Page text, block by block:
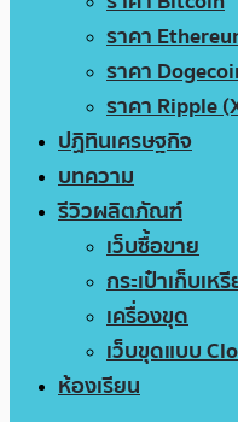
ราคา
ราคา
ราคา Ripple
ปฏิทินเศรษฐกิจ
บทความ
รีวิวผลิตภัณฑ์
เว็บซื้อขาย
กระเป๋าเก็บเห
เครื่องขุด
เว็บขุดแบบ
ห้องเรียน